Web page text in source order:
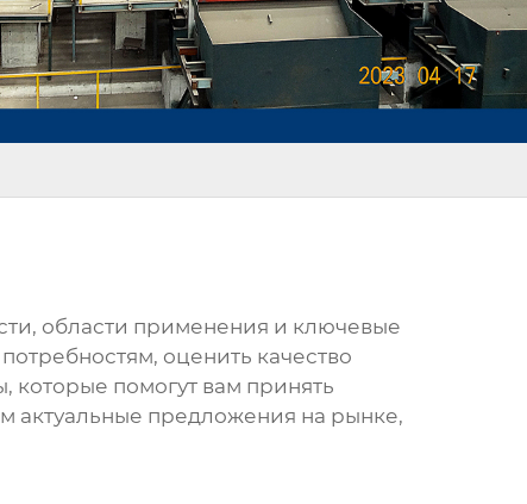
области применения и ключевые
оценить качество
которые помогут вам принять
актуальные предложения на рынке,